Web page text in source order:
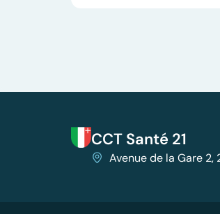
CCT Santé 21
Avenue de la Gare